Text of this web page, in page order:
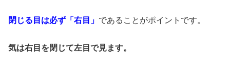
閉じる目は必ず「右目」 であることがポイントです。
気は右目を閉じて左目で見ます。